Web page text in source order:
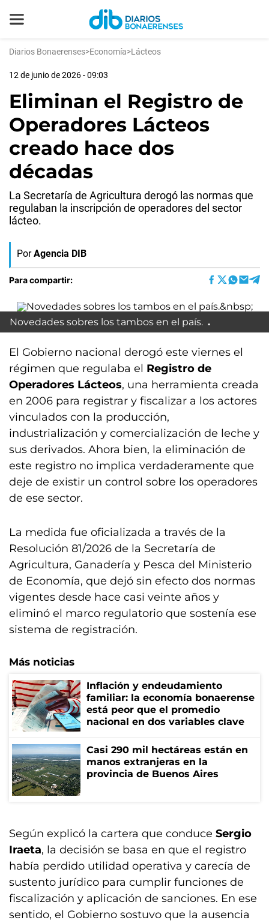
Diarios Bonaerenses>Economía>Lácteos
12 de junio de 2026 - 09:03
Eliminan el Registro de
Operadores Lácteos
creado hace dos
décadas
La Secretaría de Agricultura derogó las normas que
regulaban la inscripción de operadores del sector
lácteo.
Por Agencia DIB
Para compartir:
Novedades sobres los tambos en el país.
El Gobierno nacional derogó este viernes el
régimen que regulaba el Registro de
Operadores Lácteos, una herramienta creada
en 2006 para registrar y fiscalizar a los actores
vinculados con la producción,
industrialización y comercialización de leche y
sus derivados. Ahora bien, la eliminación de
este registro no implica verdaderamente que
deje de existir un control sobre los operadores
de ese sector.
La medida fue oficializada a través de la
Resolución 81/2026 de la Secretaría de
Agricultura, Ganadería y Pesca del Ministerio
de Economía, que dejó sin efecto dos normas
vigentes desde hace casi veinte años y
eliminó el marco regulatorio que sostenía ese
sistema de registración.
Más noticias
Inflación y endeudamiento
familiar: la economía bonaerense
está peor que el promedio
nacional en dos variables clave
Casi 290 mil hectáreas están en
manos extranjeras en la
provincia de Buenos Aires
Según explicó la cartera que conduce Sergio
Iraeta, la decisión se basa en que el registro
había perdido utilidad operativa y carecía de
sustento jurídico para cumplir funciones de
fiscalización y aplicación de sanciones. En ese
sentido, el Gobierno sostuvo que la ausencia